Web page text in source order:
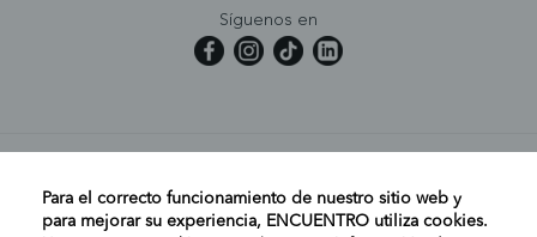
Síguenos en
MI CUENTA
Para el correcto funcionamiento de nuestro sitio web y
para mejorar su experiencia, ENCUENTRO utiliza cookies.